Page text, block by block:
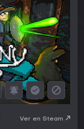
Ver en Steam